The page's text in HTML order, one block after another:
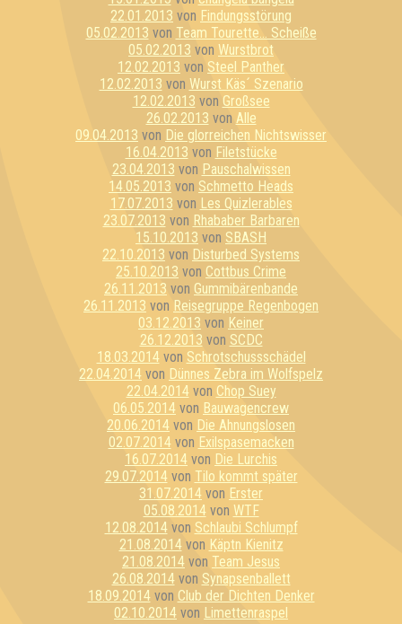
22.01.2013 von Findungsstörung
05.02.2013 von Team Tourette... Scheiße
05.02.2013 von Wurstbrot
12.02.2013 von Steel Panther
12.02.2013 von Wurst Käs´ Szenario
12.02.2013 von Großsee
26.02.2013 von Alle
09.04.2013 von Die glorreichen Nichtswisser
16.04.2013 von Filetstücke
23.04.2013 von Pauschalwissen
14.05.2013 von Schmetto Heads
17.07.2013 von Les Quizlerables
23.07.2013 von Rhababer Barbaren
15.10.2013 von SBASH
22.10.2013 von Disturbed Systems
25.10.2013 von Cottbus Crime
26.11.2013 von Gummibärenbande
26.11.2013 von Reisegruppe Regenbogen
03.12.2013 von Keiner
26.12.2013 von SCDC
18.03.2014von Schrotschussschädel
22.04.2014 von Dünnes Zebra im Wolfspelz
22.04.2014von Chop Suey
06.05.2014 von Bauwagencrew
20.06.2014 von Die Ahnungslosen
02.07.2014von Exilspasemacken
16.07.2014 von Die Lurchis
29.07.2014von Tilo kommt später
31.07.2014 von Erster
05.08.2014von WTF
12.08.2014von Schlaubi Schlumpf
21.08.2014von Käptn Kienitz
21.08.2014 von Team Jesus
26.08.2014von Synapsenballett
18.09.2014von Club der Dichten Denker
02.10.2014 von Limettenraspel